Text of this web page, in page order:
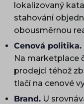
lokalizovaný
stahování
obousměrnou
Cenová politika.
Na marketplace
prodejci téhož
tlačí na cenové
Brand. U